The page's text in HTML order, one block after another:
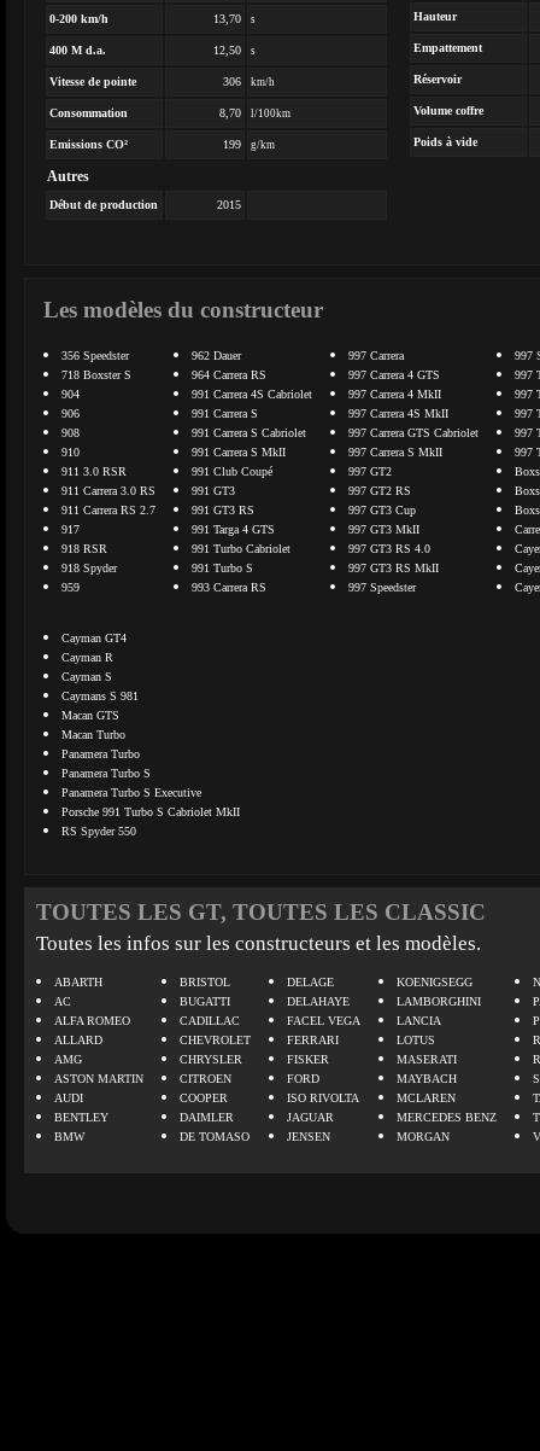
0-200 km/h 13,70 s
400 M d.a. 12,50 s
Vitesse de pointe 306 km/h
Consommation 8,70 l/100km
Emissions CO² 199 g/km
Autres
Début de production 2015
Hauteur
Empattement
Réservoir
Volume coffre
Poids à vide
Les modèles du constructeur
356 Speedster
718 Boxster S
904
906
908
910
911 3.0 RSR
911 Carrera 3.0 RS
911 Carrera RS 2.7
917
918 RSR
918 Spyder
959
962 Dauer
964 Carrera RS
991 Carrera 4S Cabriolet
991 Carrera S
991 Carrera S Cabriolet
991 Carrera S MkII
991 Club Coupé
991 GT3
991 GT3 RS
991 Targa 4 GTS
991 Turbo Cabriolet
991 Turbo S
993 Carrera RS
997 Carrera
997 Carrera 4 GTS
997 Carrera 4 MkII
997 Carrera 4S MkII
997 Carrera GTS Cabriolet
997 Carrera S MkII
997 GT2
997 GT2 RS
997 GT3 Cup
997 GT3 MkII
997 GT3 RS 4.0
997 GT3 RS MkII
997 Speedster
997
997
997
997
997
997
Cayman GT4
Cayman R
Cayman S
Caymans S 981
Macan GTS
Macan Turbo
Panamera Turbo
Panamera Turbo S
Panamera Turbo S Executive
Porsche 991 Turbo S Cabriolet MkII
RS Spyder 550
TOUTES LES GT, TOUTES LES CLASSIC
Toutes les infos sur les constructeurs et les modèles.
ABARTH
AC
ALFA ROMEO
ALLARD
AMG
ASTON MARTIN
AUDI
BENTLEY
BMW
BRISTOL
BUGATTI
CADILLAC
CHEVROLET
CHRYSLER
CITROEN
COOPER
DAIMLER
DE TOMASO
DELAGE
DELAHAYE
FACEL VEGA
FERRARI
FISKER
FORD
ISO RIVOLTA
JAGUAR
JENSEN
KOENIGSEGG
LAMBORGHINI
LANCIA
LOTUS
MASERATI
MAYBACH
MCLAREN
MERCEDES BENZ
MORGAN